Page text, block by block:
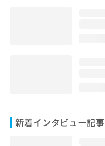
新着インタビュー記事